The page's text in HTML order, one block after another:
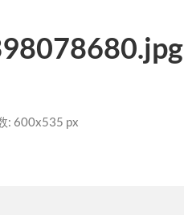
: 600x535 px